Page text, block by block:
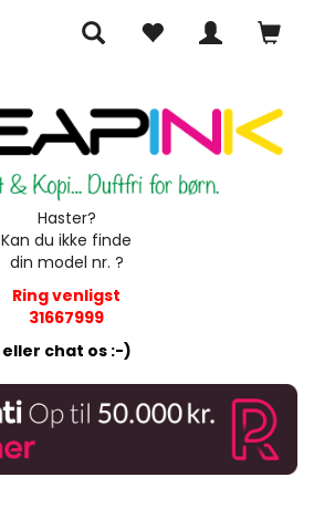
Haster?
Kan du ikke finde
din model nr. ?
Ring venligst
31667999
eller chat os :-)